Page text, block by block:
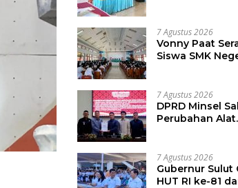
7 Agustus 2026
Vonny Paat
Siswa SMK
7 Agustus 2026
DPRD Minsel
Perubahan Alat
7 Agustus 2026
Gubernur Sulut
HUT RI ke-81